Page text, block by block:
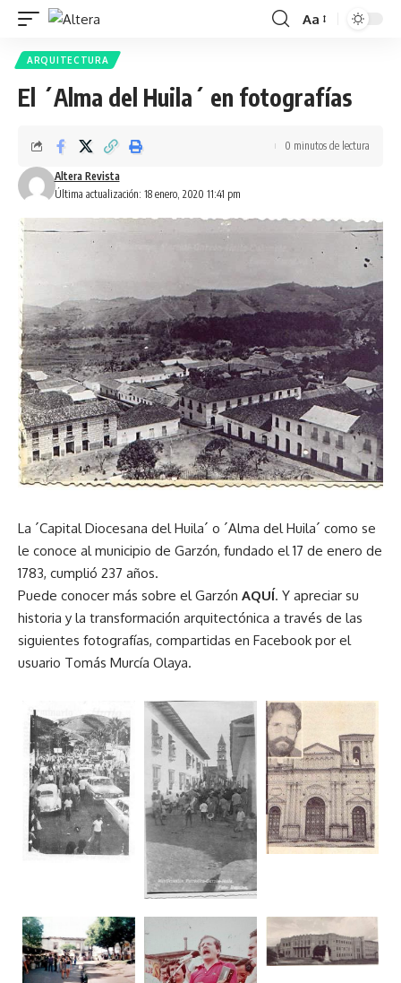
Aa
ARQUITECTURA
El ´Alma del Huila´ en fotografías
Última actualización: 18 enero, 2020 11:41 pm
Altera Revista
0 minutos de lectura
La ´Capital Diocesana del Huila´ o ´Alma del Huila´ como se
le conoce al municipio de Garzón, fundado el 17 de enero de
1783, cumplió 237 años.
Puede conocer más sobre el Garzón​ AQUÍ. Y apreciar su
historia y la transformación arquitectónica a través de las
siguientes fotografías, compartidas en Facebook por el
usuario Tomás Murcía Olaya.